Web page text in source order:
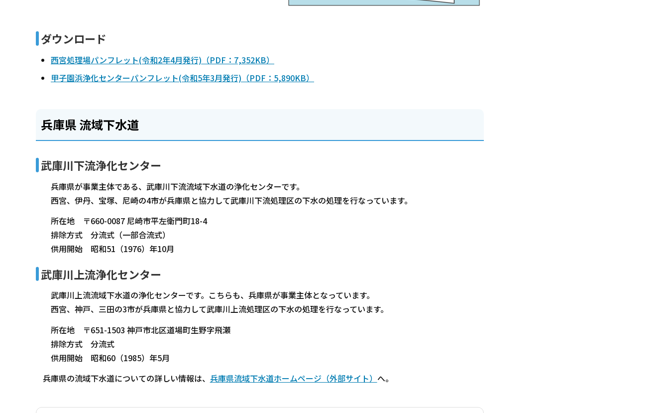
ダウンロード
西宮処理場パンフレット(令和2年4月発行)（PDF：7,352KB）
甲子園浜浄化センターパンフレット(令和5年3月発行)（PDF：5,890KB）
兵庫県 流域下水道
武庫川下流浄化センター
兵庫県が事業主体である、武庫川下流流域下水道の浄化センターです。
西宮、伊丹、宝塚、尼崎の4市が兵庫県と協力して武庫川下流処理区の下水の処理を行なっています。
所在地 〒660-0087 尼崎市平左衛門町18-4
排除方式 分流式（一部合流式）
供用開始 昭和51（1976）年10月
武庫川上流浄化センター
武庫川上流流域下水道の浄化センターです。こちらも、兵庫県が事業主体となっています。
西宮、神戸、三田の3市が兵庫県と協力して武庫川上流処理区の下水の処理を行なっています。
所在地 〒651-1503 神戸市北区道場町生野字飛瀬
排除方式 分流式
供用開始 昭和60（1985）年5月
兵庫県の流域下水道についての詳しい情報は、 兵庫県流域下水道ホームページ（外部サイト） へ。